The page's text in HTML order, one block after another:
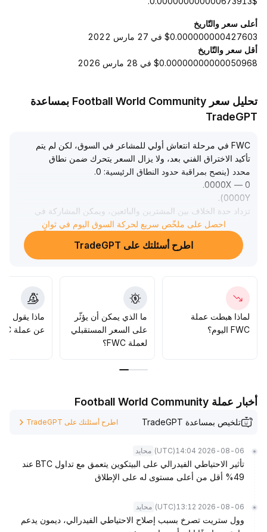
أعلى سعر والتّاريخ
$0.000000000427603 في 27 مارس 2022
أقل سعر والتّاريخ
$0.00000000000050968 في 28 مارس 2026
تحليل سعر Football World Community بمساعدة
TradeGPT
FWC في مرحلة انتعاش أولي للمشاعر في السوق، لكن لم يتم
تأكيد الاختراق الفني بعد، ولا يزال السعر يتحرك ضمن نطاق
محدد (ينصح بمراقبة حدود النطاق الرئيسية: 0
.
0000X — 0
.
0000Y)
.
تزداد حدة الخلاف بين المشترين والبائعين، ويمكن المشاركة في
التداول قصير الأجل حسب الإشارات الإيجابية، لكن ينصح بالتحكم
الصارم في حجم المركز والانتباه لمخاطر التصحيح في القمة
والاختراق الكاذب.
بحذر.
احصل على ملخّص سريع لحركة السوق اليوم في ثوانٍ
اطرح أسئلتك على TradeGPT
لماذا هبطت عملة
FWC اليوم؟
ما الذي يمكن أن يؤثّر
على السعر المستقبلي
لعملة FWC؟
ماذا يقول
عن عملة FWC؟
أخبار عملة Football World Community
تلخيص بمساعدة TradeGPT اطرح أسئلتك على TradeGPT
2026-08-06 14:04
(UTC) محايد
تأثير الاحتياطي الفيدرالي على البيتكوين يتعمق مع تداول BTC عند
49% أقل من أعلى مستوى له على الإطلاق
2026-08-06 13:12
(UTC) محايد
وول ستريت تصرخ بسبب إصلاح الاحتياطي الفيدرالي، ديمون يدعم